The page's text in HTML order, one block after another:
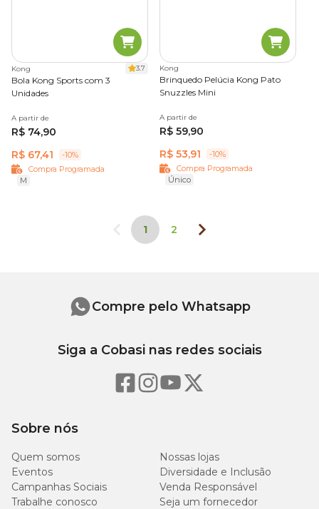
Kong 3.7
Bola Kong Sports com 3
Unidades
A partir de
R$ 74,90
R$ 67,41
-10%
Compra Programada
M
Kong
Brinquedo Pelúcia Kong Pato
Snuzzles Mini
A partir de
R$ 59,90
R$ 53,91
-10%
Compra Programada
Único
1 2
Sobre nós
Quem somos
Nossas lojas
Eventos
Diversidade e Inclusão
Campanhas Sociais
Venda Responsável
Trabalhe conosco
Seja um fornecedor
Compre pelo Whatsapp
Siga a Cobasi nas redes sociais